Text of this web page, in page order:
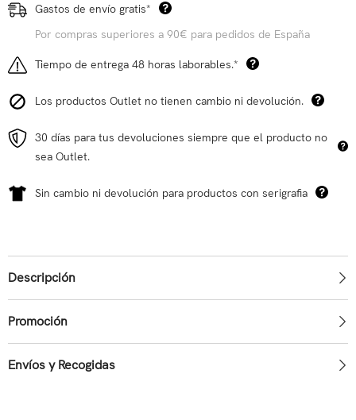
Gastos de envío gratis*
Por compras superiores a 90€ para pedidos de España
Tiempo de entrega 48 horas laborables.*
Los productos Outlet no tienen cambio ni devolución.
30 días para tus devoluciones siempre que el producto no
sea Outlet.
Sin cambio ni devolución para productos con serigrafia
Descripción
Promoción
Envíos y Recogidas